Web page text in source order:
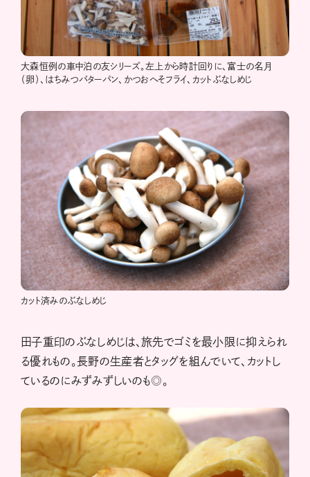
大森恒例の車中泊の友シリーズ。左上から時計回りに、富士の名月
（卵）、はちみつバターパン、かつおへそフライ、カットぶなしめじ
カット済みのぶなしめじ
田子重印のぶなしめじは、旅先でゴミを最小限に抑えられ
る優れもの。長野の生産者とタッグを組んでいて、カットし
ているのにみずみずしいのも◎。